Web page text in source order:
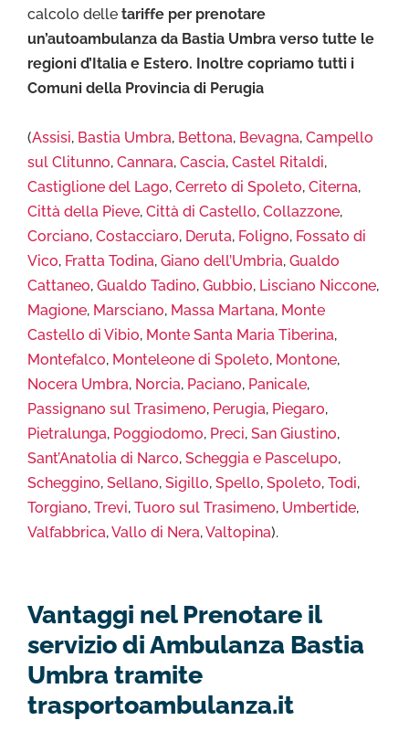
calcolo delle tariffe per prenotare
un’autoambulanza da Bastia Umbra verso tutte le
regioni d’Italia e Estero. Inoltre copriamo tutti i
Comuni della Provincia di Perugia
(Assisi, Bastia Umbra, Bettona, Bevagna, Campello
sul Clitunno, Cannara, Cascia, Castel Ritaldi,
Castiglione del Lago, Cerreto di Spoleto, Citerna,
Città della Pieve, Città di Castello, Collazzone,
Corciano, Costacciaro, Deruta, Foligno, Fossato di
Vico, Fratta Todina, Giano dell’Umbria, Gualdo
Cattaneo, Gualdo Tadino, Gubbio, Lisciano Niccone,
Magione, Marsciano, Massa Martana, Monte
Castello di Vibio, Monte Santa Maria Tiberina,
Montefalco, Monteleone di Spoleto, Montone,
Nocera Umbra, Norcia, Paciano, Panicale,
Passignano sul Trasimeno, Perugia, Piegaro,
Pietralunga, Poggiodomo, Preci, San Giustino,
Sant’Anatolia di Narco, Scheggia e Pascelupo,
Scheggino, Sellano, Sigillo, Spello, Spoleto, Todi,
Torgiano, Trevi, Tuoro sul Trasimeno, Umbertide,
Valfabbrica,Vallo di Nera,Valtopina).
Vantaggi nel Prenotare il
servizio di Ambulanza Bastia
Umbra tramite
trasportoambulanza.it